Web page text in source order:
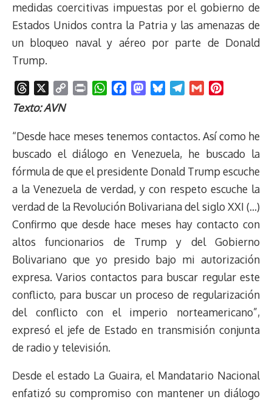
medidas coercitivas impuestas por el gobierno de
Estados Unidos contra la Patria y las amenazas de
un bloqueo naval y aéreo por parte de Donald
Trump.
h
e
d
s
y
n
k
n
W
t
A
p
p
e
o
k
M
t
d
o
n
e
k
y
e
a
m
i
t
r
e
s
t
Texto: AVN
“Desde hace meses tenemos contactos. Así como he
buscado el diálogo en Venezuela, he buscado la
fórmula de que el presidente Donald Trump escuche
a la Venezuela de verdad, y con respeto escuche la
verdad de la Revolución Bolivariana del siglo XXI (…)
Confirmo que desde hace meses hay contacto con
altos funcionarios de Trump y del Gobierno
Bolivariano que yo presido bajo mi autorización
expresa. Varios contactos para buscar regular este
conflicto, para buscar un proceso de regularización
del conflicto con el imperio norteamericano”,
expresó el jefe de Estado en transmisión conjunta
de radio y televisión.
Desde el estado La Guaira, el Mandatario Nacional
enfatizó su compromiso con mantener un diálogo